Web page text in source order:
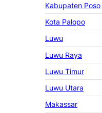
Kabupaten Poso
Kota Palopo
Luwu
Luwu Raya
Luwu Timur
Luwu Utara
Makassar